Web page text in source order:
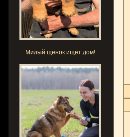
Милый щенок ищет дом!